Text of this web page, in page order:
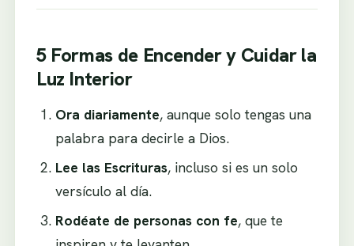
5 Formas de Encender y Cuidar la
Luz Interior
Ora diariamente, aunque solo tengas una
palabra para decirle a Dios.
Lee las Escrituras, incluso si es un solo
versículo al día.
Rodéate de personas con fe, que te